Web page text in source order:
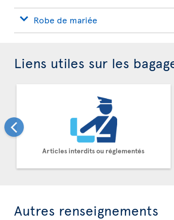
Robe de mariée
Liens utiles sur les
Articles interdits ou réglementés
Autres renseignements